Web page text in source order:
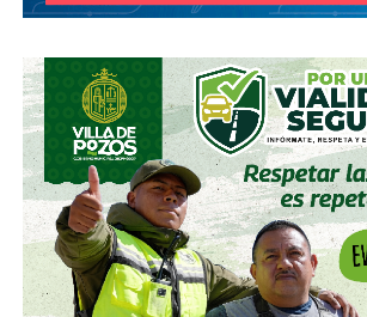
la construcción de un mástil, vela y
estamos, y que surque los mares de eso
frente, fuerte y rapidísimo,eso de lo
remota idea de lo que es, ni de lo
estar, pero -les aseguro- viene.
Yo soy Jorge Saldaña.